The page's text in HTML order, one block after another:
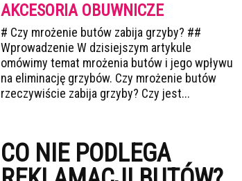
AKCESORIA OBUWNICZE
# Czy mrożenie butów zabija grzyby? ##
Wprowadzenie W dzisiejszym artykule
omówimy temat mrożenia butów i jego wpływu
na eliminację grzybów. Czy mrożenie butów
rzeczywiście zabija grzyby? Czy jest...
CO NIE PODLEGA